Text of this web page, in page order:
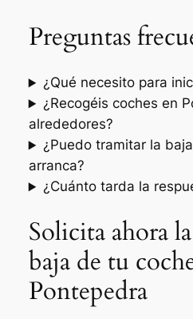
Preguntas
¿Qué necesito para
¿Recogéis coches en
alrededores?
¿Puedo tramitar la
arranca?
¿Cuánto tarda la
Solicita ahora
baja de tu
Pontepedra